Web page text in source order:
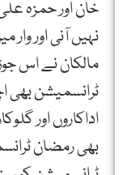
خان اور حمزہ
نہیں آنی اور
مالکان نے اس
ٹرانسمیشن
اداکاروں اور
بھی رمضان